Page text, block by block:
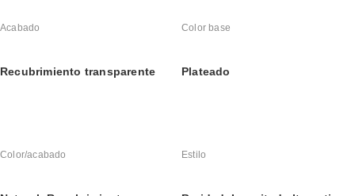
Acabado
Recubrimiento transparente
Color base
Plateado
Color/acabado Estilo